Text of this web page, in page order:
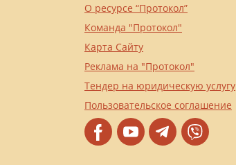
О ресурсе “Протокол”
Команда "Протокол"
Карта Сайту
Реклама на "Протокол"
Тендер на юридическую услугу
Пользовательское соглашение